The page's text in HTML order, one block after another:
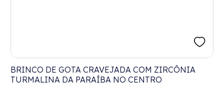
BRINCO DE GOTA CRAVEJADA COM ZIRCÔNIA
TURMALINA DA PARAÍBA NO CENTRO